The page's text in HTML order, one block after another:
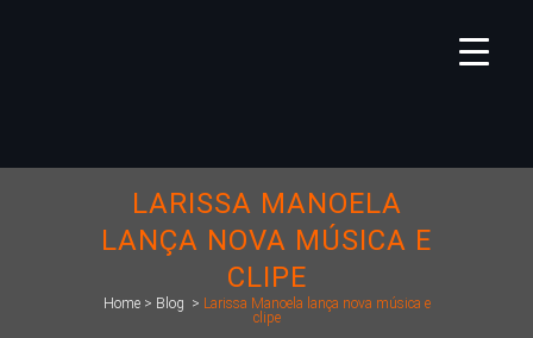
LARISSA MANOELA
LANÇA NOVA MÚSICA E
CLIPE
Home> Blog > Larissa Manoela lança nova música e
clipe